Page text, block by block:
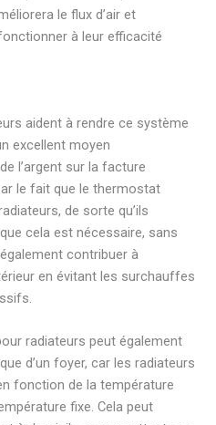
le flux d’air et
à leur efficacité
aident à rendre ce système
excellent moyen
l’argent sur la facture
le fait que le thermostat
de sorte qu’ils
cela est nécessaire, sans
contribuer à
en évitant les surchauffes
radiateurs peut également
d’un foyer, car les radiateurs
fonction de la température
fixe. Cela peut